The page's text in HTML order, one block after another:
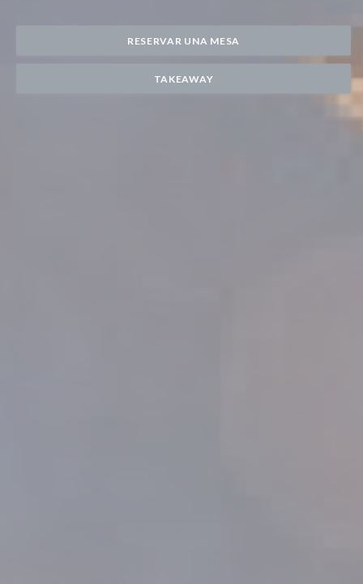
RESERVAR UNA MESA
TAKEAWAY